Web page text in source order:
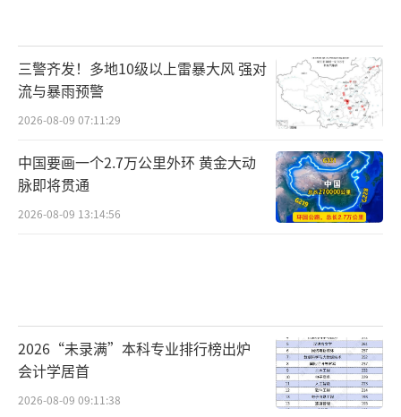
三警齐发！多地10级以上雷暴大风 强对
流与暴雨预警
2026-08-09 07:11:29
中国要画一个2.7万公里外环 黄金大动
脉即将贯通
2026-08-09 13:14:56
2026“未录满”本科专业排行榜出炉
会计学居首
2026-08-09 09:11:38